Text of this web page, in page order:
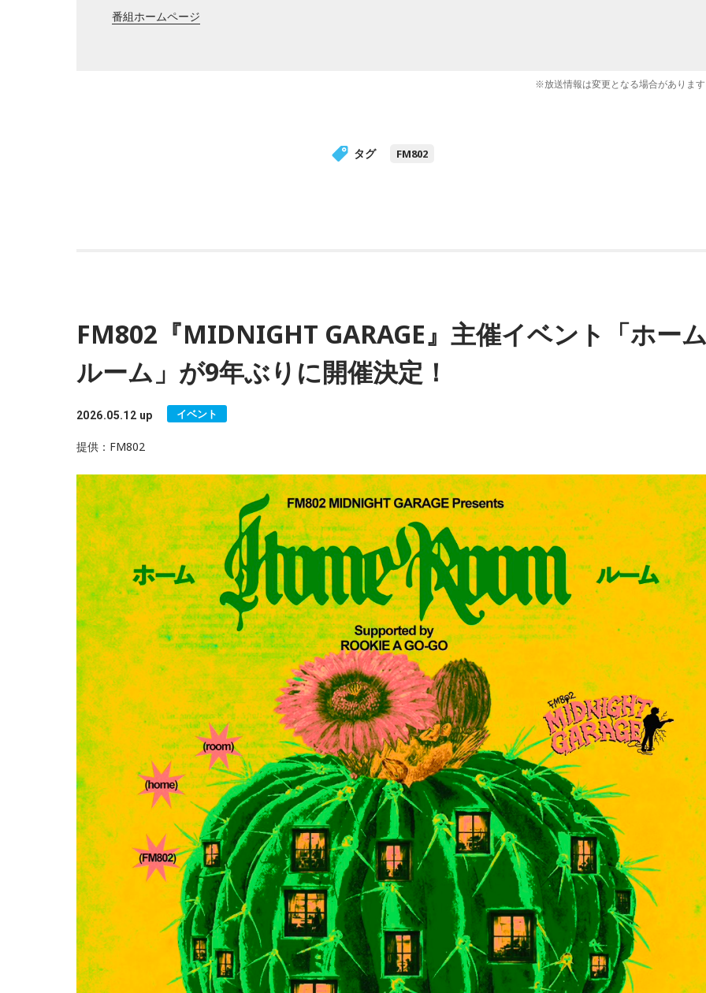
番組ホームページ
※放送情報は変更となる場合がありま
タグ FM802
FM802『MIDNIGHT GARAGE』主催イベント「ホー
ルーム」が9年ぶりに開催決定！
2026.05.12 up イベント
提供：FM802